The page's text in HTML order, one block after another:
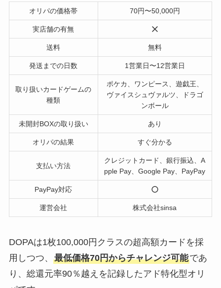
オリパの価格帯 70円〜50,000円
実店舗の有無
送料 無料
発送までの日数 1営業日〜12営業日
取り扱いカードゲームの
種類
ポケカ、ワンピース、遊戯王、
ヴァイスシュヴァルツ、ドラゴ
ンボール
未開封BOXの取り扱い あり
オリパの結果 すぐ分かる
支払い方法
クレジットカード、銀行振込、A
pple Pay、Google Pay、PayPay
PayPay対応
運営会社 株式会社sinsa
DOPAは1枚100,000円クラスの超高額カードを採
用しつつ、 最低価格70円からチャレンジ可能であ
り、総還元率90％越えを記録したアド特化型オリ